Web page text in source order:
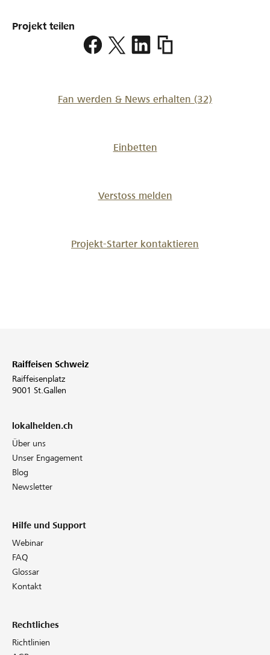
Projekt teilen
https://
erste-
Fan werden & News erhalten (32)
Einbetten
Verstoss melden
Projekt-Starter kontaktieren
Raiffeisen Schweiz
Raiffeisenplatz
9001 St.Gallen
lokalhelden.ch
Über uns
Unser Engagement
Blog
Newsletter
Hilfe und Support
Webinar
FAQ
Glossar
Kontakt
Rechtliches
Richtlinien